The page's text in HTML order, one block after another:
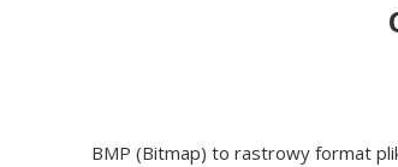
BMP (Bitmap) to rastrowy format